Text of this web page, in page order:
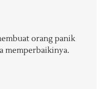
orang panik
memperbaikinya.